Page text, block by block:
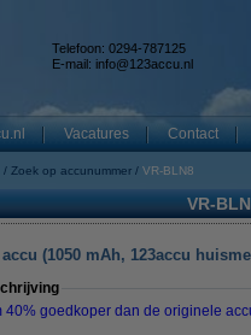
Telefoon: 0294-787125
E-mail: info@123accu.nl
Vacatures Contact
Zoek op accunummer VR-BLN8
VR-
(1050 mAh, 123accu
40% goedkoper dan de originele